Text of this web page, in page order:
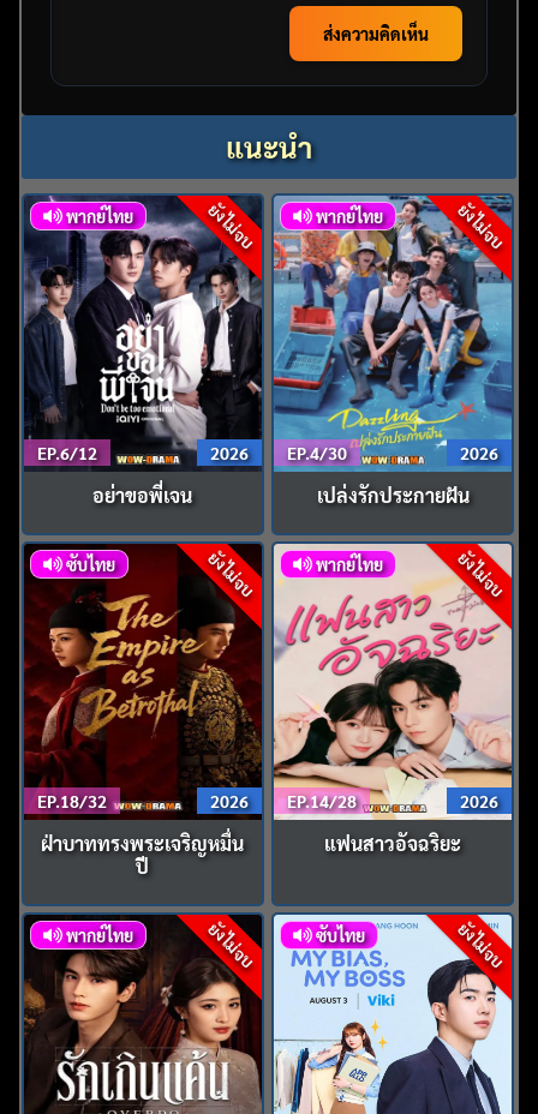
ส่งความคิดเห็น
แนะนำ
ยังไม่จบ
พากย์ไทย
EP.6/12 2026
อย่าขอพี่เจน
ยังไม่จบ
พากย์ไทย
EP.4/30 2026
เปล่งรักประกายฝัน
ยังไม่จบ
ซับไทย
EP.18/32 2026
ฝ่าบาททรงพระเจริญหมื่น
ปี
ยังไม่จบ
พากย์ไทย
EP.14/28 2026
แฟนสาวอัจฉริยะ
ยังไม่จบ
พากย์ไทย ยังไม่จบ
ซับไทย